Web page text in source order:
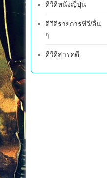
ดีวีดีหนังญี่ปุ่น
ดีวีดีรายการทีวี/อื่น
ๆ
ดีวีดีสารคดี